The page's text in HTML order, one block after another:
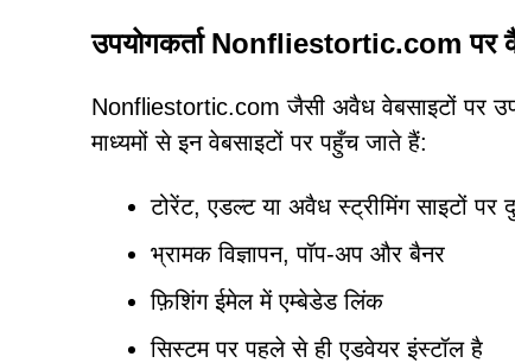
उपयोगकर्ता Nonfliestortic.com पर
Nonfliestortic.com जैसी अवैध वेबसाइटों पर
माध्यमों से इन वेबसाइटों पर पहुँच जाते हैं:
टोरेंट, एडल्ट या अवैध स्ट्रीमिंग साइटों पर
भ्रामक विज्ञापन, पॉप-अप और बैनर
फ़िशिंग ईमेल में एम्बेडेड लिंक
सिस्टम पर पहले से ही एडवेयर इंस्टॉल है